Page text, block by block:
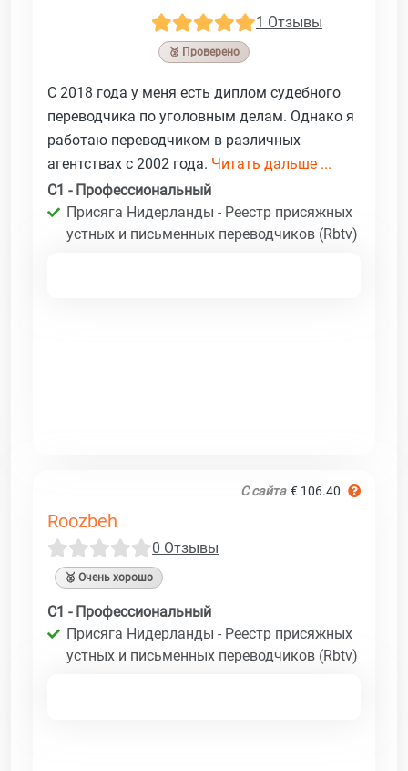
1 Отзывы
🥉 Проверено
С 2018 года у меня есть диплом судебного
переводчика по уголовным делам. Однако я
работаю переводчиком в различных
агентствах с 2002 года. Читать дальше ...
C1 - Профессиональный
Присяга Нидерланды - Реестр присяжных
устных и письменных переводчиков (Rbtv)
С сайта € 106.40
Roozbeh
0 Отзывы
🥈 Очень хорошо
C1 - Профессиональный
Присяга Нидерланды - Реестр присяжных
устных и письменных переводчиков (Rbtv)